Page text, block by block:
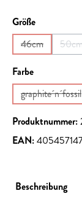
Größeauswählen
46cm
(Diese Option
Farbeauswählen
graphite´n´fossil
(Diese
Produktnummer:
EAN:
Beschreibung